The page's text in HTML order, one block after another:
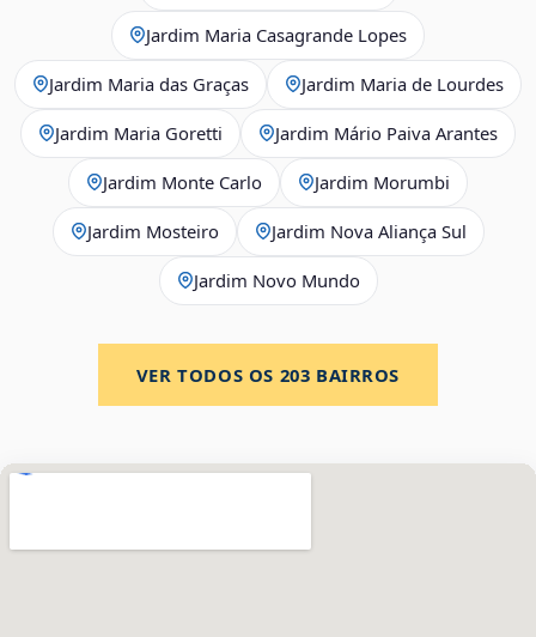
Jardim Maria Casagrande Lopes
Jardim Maria das Graças Jardim Maria de Lourdes
Jardim Maria Goretti Jardim Mário Paiva Arantes
Jardim Monte Carlo Jardim Morumbi
Jardim Mosteiro Jardim Nova Aliança Sul
Jardim Novo Mundo
VER TODOS OS 203 BAIRROS